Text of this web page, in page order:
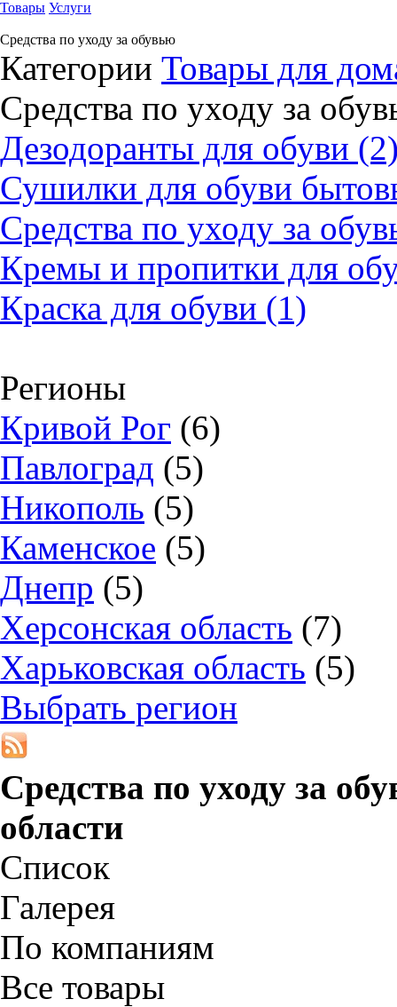
Товары Услуги
Средства по уходу за обувью
Категории Товары для
Средства по уходу за
Дезодоранты для обуви
Сушилки для обуви
Средства по уходу за
Кремы и пропитки для
Краска для обуви (1)
Регионы
Кривой Рог (6)
Павлоград (5)
Никополь (5)
Каменское (5)
Днепр (5)
Херсонская область (7)
Харьковская область (5)
Выбрать регион
Средства по уходу за
области
Список
Галерея
По компаниям
Все товары